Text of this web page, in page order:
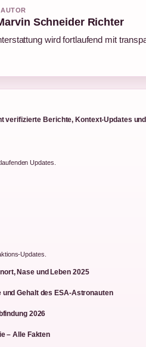
Schneider Richter
wird fortlaufend mit
verifizierte Berichte, Kontext-Updates und
Updates.
Updates.
Nase und Leben 2025
Gehalt des ESA-Astronauten
2026
– Alle Fakten